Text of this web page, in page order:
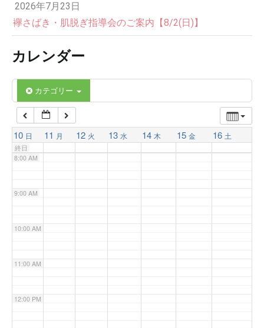
2026年7月23日
襷さばき・肌脱ぎ指導会のご案内【8/2(日)】
カレンダー
カテゴリー
10 日 11 月 12 火 13 水 14 木 15 金 16 土
終日
4:00 AM
5:00 AM
6:00 AM
7:00 AM
8:00 AM
9:00 AM
10:00 AM
11:00 AM
12:00 PM